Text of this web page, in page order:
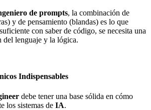
de prompts, la combinación de
y de pensamiento (blandas) es lo que
con saber de código, se necesita una
del lenguaje y la lógica.
Indispensables
debe tener una base sólida en cómo
los sistemas de IA.